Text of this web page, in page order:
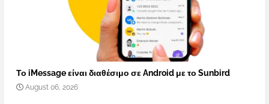
Το iMessage είναι διαθέσιμο σε Android με το Sunbird
August 06, 2026